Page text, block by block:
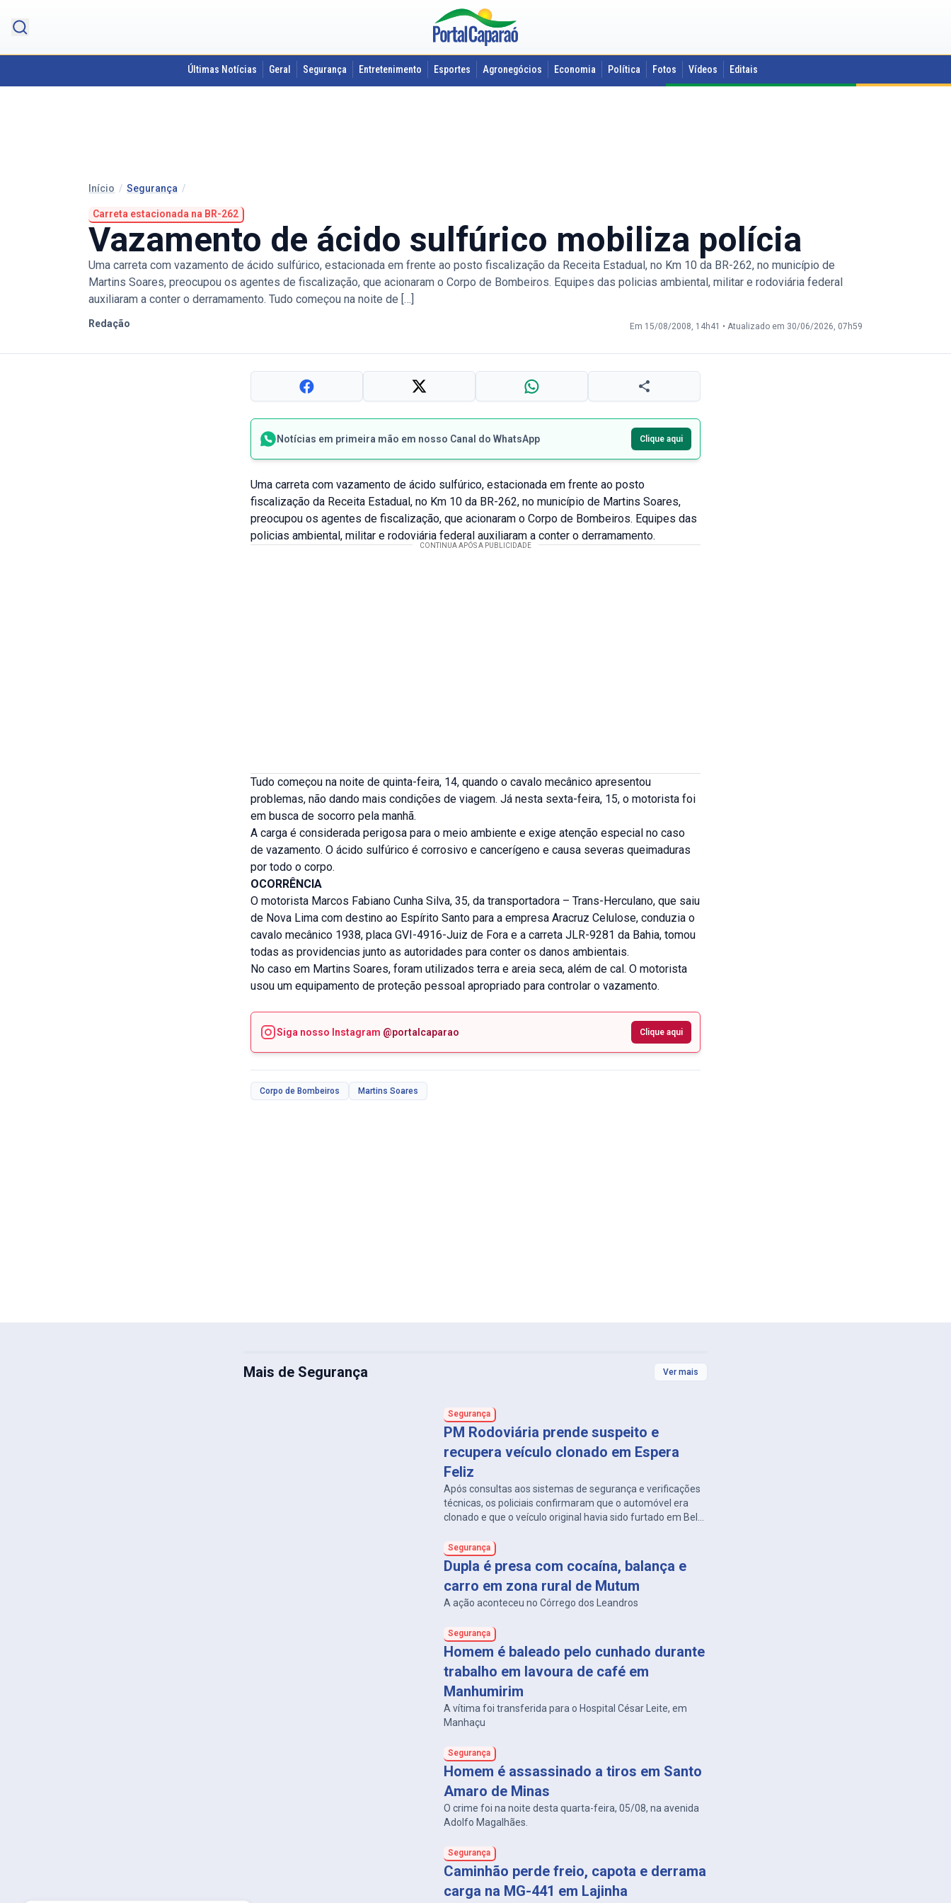
Últimas Notícias Geral Segurança Entretenimento Esportes Agronegócios Economia Política Fotos Vídeos Editais
Início /Segurança /
Carreta estacionada na BR-262
Vazamento de ácido sulfúrico mobiliza polícia
Uma carreta com vazamento de ácido sulfúrico, estacionada em frente ao posto fiscalização da Receita Estadual, no Km 10 da BR-262, no município de
Martins Soares, preocupou os agentes de fiscalização, que acionaram o Corpo de Bombeiros. Equipes das policias ambiental, militar e rodoviária federal
auxiliaram a conter o derramamento. Tudo começou na noite de […]
Redação Em 15/08/2008, 14h41 • Atualizado em 30/06/2026, 07h59
Notícias em primeira mão em nosso Canal do WhatsApp Clique aqui
Uma carreta com vazamento de ácido sulfúrico, estacionada em frente ao posto
fiscalização da Receita Estadual, no Km 10 da BR-262, no município de Martins Soares,
preocupou os agentes de fiscalização, que acionaram o Corpo de Bombeiros. Equipes das
policias ambiental, militar e rodoviária federal auxiliaram a conter o derramamento.
Tudo começou na noite de quinta-feira, 14, quando o cavalo mecânico apresentou
problemas, não dando mais condições de viagem. Já nesta sexta-feira, 15, o motorista foi
em busca de socorro pela manhã.
A carga é considerada perigosa para o meio ambiente e exige atenção especial no caso
de vazamento. O ácido sulfúrico é corrosivo e cancerígeno e causa severas queimaduras
por todo o corpo.
OCORRÊNCIA
O motorista Marcos Fabiano Cunha Silva, 35, da transportadora – Trans-Herculano, que saiu
de Nova Lima com destino ao Espírito Santo para a empresa Aracruz Celulose, conduzia o
cavalo mecânico 1938, placa GVI-4916-Juiz de Fora e a carreta JLR-9281 da Bahia, tomou
todas as providencias junto as autoridades para conter os danos ambientais.
No caso em Martins Soares, foram utilizados terra e areia seca, além de cal. O motorista
usou um equipamento de proteção pessoal apropriado para controlar o vazamento.
Siga nosso Instagram @portalcaparao Clique aqui
Corpo de Bombeiros Martins Soares
Mais de Segurança Ver mais
Segurança
PM Rodoviária prende suspeito e
recupera veículo clonado em Espera
Feliz
Após consultas aos sistemas de segurança e verificações
técnicas, os policiais confirmaram que o automóvel era
clonado e que o veículo original havia sido furtado em Belo
Segurança
Dupla é presa com cocaína, balança e
carro em zona rural de Mutum
A ação aconteceu no Córrego dos Leandros
Segurança
Homem é baleado pelo cunhado durante
trabalho em lavoura de café em
Manhumirim
A vítima foi transferida para o Hospital César Leite, em
Manhaçu
Segurança
Homem é assassinado a tiros em Santo
Amaro de Minas
O crime foi na noite desta quarta-feira, 05/08, na avenida
Adolfo Magalhães.
Segurança
Caminhão perde freio, capota e derrama
carga na MG-441 em Lajinha